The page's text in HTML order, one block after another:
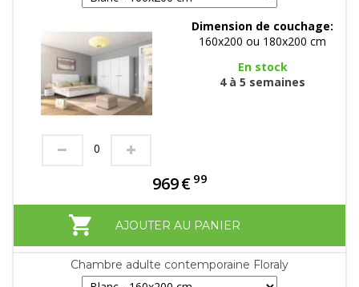
Dimension de couchage:
160x200 ou 180x200 cm
En stock
4 à 5 semaines
969€ 99
AJOUTER AU PANIER
Chambre adulte contemporaine Floraly